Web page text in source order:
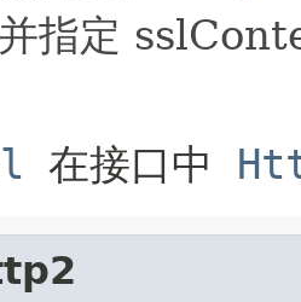
指定
在接口中